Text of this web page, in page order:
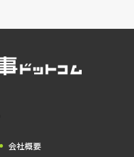
会社概要